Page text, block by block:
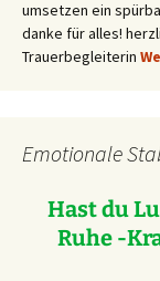
umsetzen ein
danke für alles!
Trauerbegleiterin
Emotionale
Hast du
Ruhe -